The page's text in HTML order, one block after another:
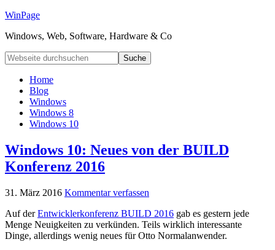
WinPage
Windows, Web, Software, Hardware & Co
Home
Blog
Windows
Windows 8
Windows 10
Windows 10: Neues von der BUILD
Konferenz 2016
31. März 2016 Kommentar verfassen
Auf derEntwicklerkonferenz BUILD 2016 gab es gestern jede
Menge Neuigkeiten zu verkünden. Teils wirklich interessante
Dinge, allerdings wenig neues für Otto Normalanwender.